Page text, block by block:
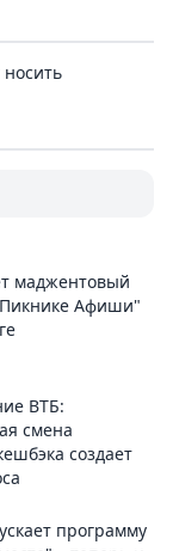
маджентовый
Афиши"
ВТБ:
смена
создает
программу